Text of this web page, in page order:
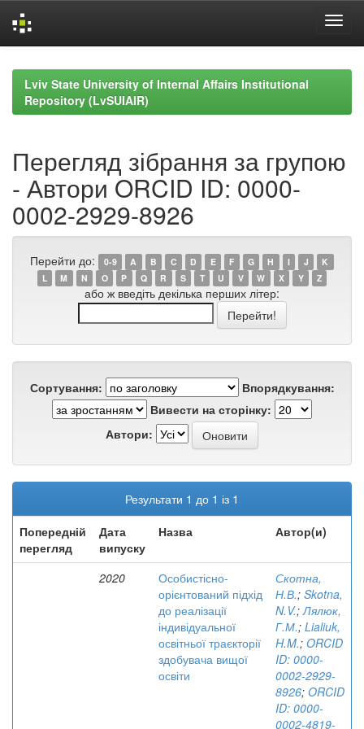
navigationLviv State University of Internal Affairs Institutional
Repository (LvSUIAIR)
Перегляд зібрання за групою
- Автори ORCID ID: 0000-
0002-2929-8926
Перейти до: 0-9 A B C D E F G H I J
K
L
M N O P Q R S T U V W X Y Z
або ж введіть декілька перших літер:
Сортування:
Впорядкування:
Вивести на сторінку:
Автори:
Результати 1 до 1 із 1
Попередній
перегляд
Дата
випуску
Назва Автор(и)
2020
Особистісно-
орієнтований підхід
до реалізації
індивідуальної
освітньої траєкторії
здобувача вищої
освіти
Скотна,
Н.В.; Skotna,
N.V.;Лялюк,
Г.М.; Lialiuk,
H.M.; ORCID
ID: 0000-
0002-2929-
8926; ORCID
ID: 0000-
0002-4819-